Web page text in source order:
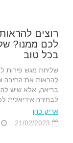
רוצים
לכם ממנו?
בכל טוב
שליחת מגש פירות
להראות את החיבה
בריאה, אלא שיש לה
לבחירה אידיאלית
אריק כהן